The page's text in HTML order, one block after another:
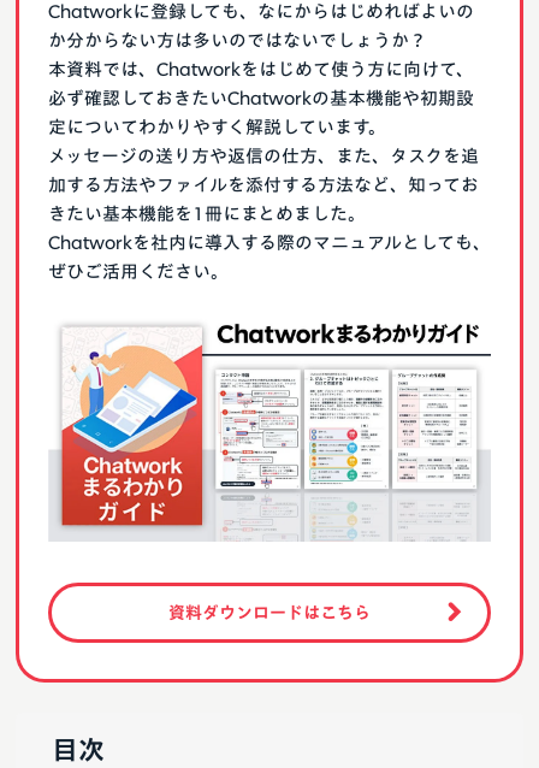
Chatworkに登録しても、なにからはじめればよいの
か分からない方は多いのではないでしょうか？
本資料では、Chatworkをはじめて使う方に向けて、
必ず確認しておきたいChatworkの基本機能や初期設
定についてわかりやすく解説しています。
メッセージの送り方や返信の仕方、また、タスクを追
加する方法やファイルを添付する方法など、知ってお
きたい基本機能を1冊にまとめました。
Chatworkを社内に導入する際のマニュアルとしても、
ぜひご活用ください。
資料ダウンロードはこちら
目次